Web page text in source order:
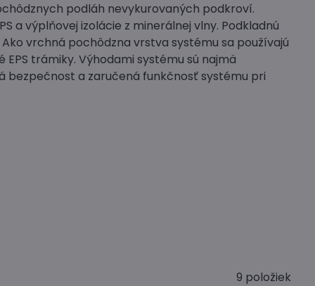
podláh nevykurovaných podkroví.
a výplňovej izolácie z minerálnej vlny. Podkladnú
vrchná pochôdzna vrstva systému sa používajú
trámiky. Výhodami systému sú najmä
bezpečnost a zaručená funkčnosť systému pri
9 položiek